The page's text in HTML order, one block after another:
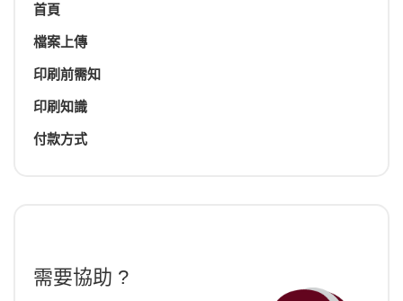
首頁
檔案上傳
印刷前需知
印刷知識
付款方式
需要協助 ?